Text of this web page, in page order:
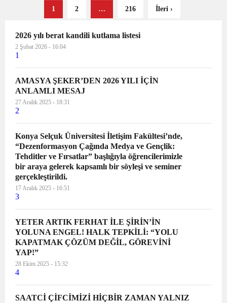
Kültür ve Sanat Yarışmaları
dü...
1 2 … 216 İleri ›
2026 yılı berat kandili kutlama listesi
2 Şubat 2026 - 16:04
1
AMASYA ŞEKER’DEN 2026 YILI İÇİN
ANLAMLI MESAJ
27 Aralık 2025 - 18:31
2
Konya Selçuk Üniversitesi İletişim Fakültesi’nde,
“Dezenformasyon Çağında Medya ve Gençlik:
Tehditler ve Fırsatlar” başlığıyla öğrencilerimizle
bir araya gelerek kapsamlı bir söyleşi ve seminer
gerçekleştirildi.
17 Aralık 2025 - 16:51
3
YETER ARTIK FERHAT İLE ŞİRİN’İN
YOLUNA ENGEL! HALK TEPKİLİ: “YOLU
KAPATMAK ÇÖZÜM DEĞİL, GÖREVİNİ
YAP!”
28 Ekim 2025 - 15:32
4
SAATCİ ÇİFCİMİZİ HİÇBİR ZAMAN YALNIZ